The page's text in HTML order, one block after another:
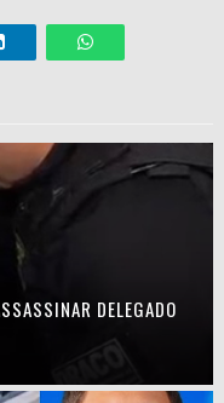
DELEGADO